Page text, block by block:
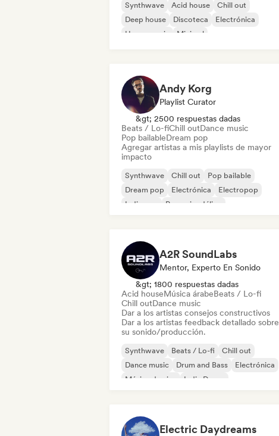
Synthwave Acid house
Chill out
Deep house
Discoteca
Electrónica
House music
Minimal
Andy Korg
Playlist Curator
&gt; 2500 respuestas dadas
Beats / Lo-fiChill outDance music
Pop bailableDream pop
Agregar artistas a mis playlists de mayor
impacto
Synthwave Chill out
Pop bailable
Dream pop
Electrónica
Electropop
Indie pop
Pop psicodélico
A2R SoundLabs
Mentor, Experto En Sonido
&gt; 1800 respuestas dadas
Acid houseMúsica árabeBeats / Lo-fi
Chill outDance music
Dar a los artistas consejos constructivos
Dar a los artistas feedback detallado sobre
su sonido/producción.
Synthwave Beats / Lo-fi
Chill out
Dance music
Drum and Bass
Electrónica
Música de cine
Indie Dance
Electric Daydreams